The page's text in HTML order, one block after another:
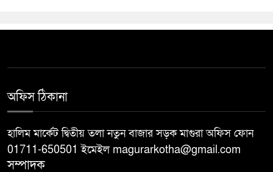
অফিস ঠিকানা
হালিম মার্কেট দ্বিতীয় তলা নতুন বাজার সড়ক মাগুরা অফিস ফোন
01711-650501 ইমেইল magurarkotha@gmail.com
সম্পাদক